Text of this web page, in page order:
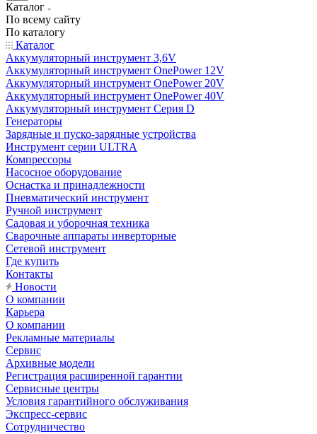
Каталог
По всему сайту
По каталогу
Каталог
Аккумуляторный инструмент 3,6V
Аккумуляторный инструмент OnePower 12V
Аккумуляторный инструмент OnePower 20V
Аккумуляторный инструмент OnePower 40V
Аккумуляторный инструмент Серия D
Генераторы
Зарядные и пуско-зарядные устройства
Инструмент серии ULTRA
Компрессоры
Насосное оборудование
Оснастка и принадлежности
Пневматический инструмент
Ручной инструмент
Садовая и уборочная техника
Сварочные аппараты инверторные
Сетевой инструмент
Где купить
Контакты
Новости
О компании
Карьера
О компании
Рекламные материалы
Сервис
Архивные модели
Регистрация расширенной гарантии
Сервисные центры
Условия гарантийного обслуживания
Экспресс-сервис
Сотрудничество